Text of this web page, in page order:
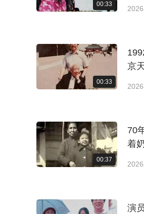
00:33
00:33
京
00:37
70
着
演